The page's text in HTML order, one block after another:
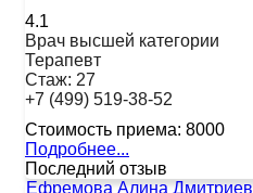
4.1
Врач высшей категории
Терапевт
Стаж: 27
+7 (499) 519-38-52
Стоимость приема: 8000
Подробнее...
Последний отзыв
Ефремова Алина